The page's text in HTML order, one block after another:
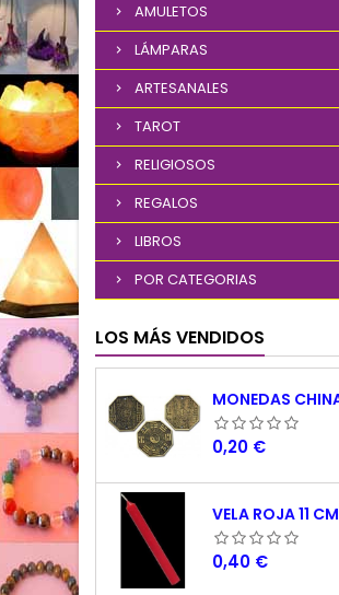
AMULETOS
LÁMPARAS
ARTESANALES
TAROT
RELIGIOSOS
REGALOS
LIBROS
POR CATEGORIAS
LOS MÁS VENDIDOS
Precio
0,20 €
VELA ROJA 11 CM
Precio
0,40 €